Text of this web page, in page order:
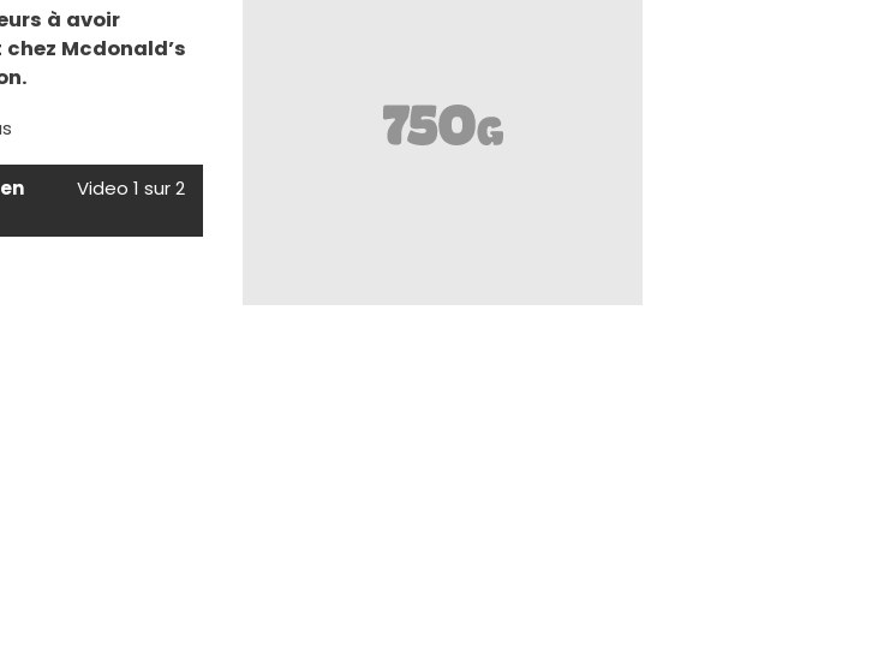
à avoir
Mcdonald’s
Video 1 sur 2